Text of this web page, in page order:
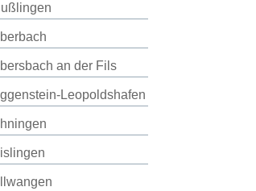
an der Fils
Leopoldshafen